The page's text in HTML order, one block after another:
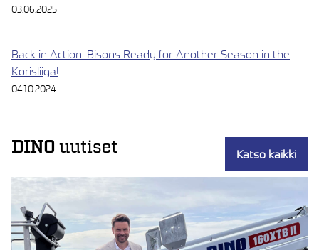
03.06.2025
Back in Action: Bisons Ready for Another Season in the
Korisliiga!
04.10.2024
DINO uutiset Katso kaikki